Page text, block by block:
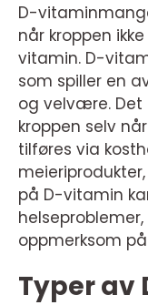
D-
når kroppen
vitamin. D-
som spiller en
og velvære. Det
kroppen selv
tilføres via
på D-vitamin
oppmerksom
Typer